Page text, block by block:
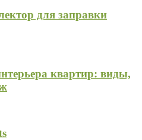
для заправки
квартир: виды,